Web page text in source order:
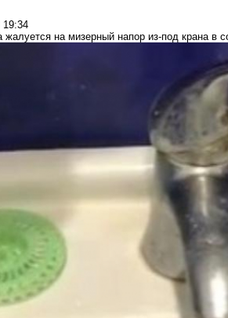
19:34
на мизерный напор из-под крана в